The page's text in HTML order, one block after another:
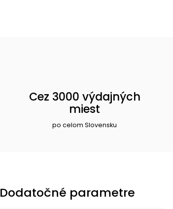
Cez 3000 výdajných
miest
po celom Slovensku
Dodatočné parametre